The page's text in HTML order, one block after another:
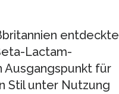
entdeckte
Lactam-
Ausgangspunkt für
Stil unter Nutzung